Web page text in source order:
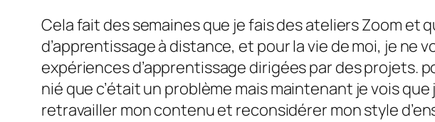
Cela fait des semaines que je fais des ateliers Zoom et
d’apprentissage à distance, et pour la vie de moi, je ne
expériences d’apprentissage dirigées par des projets.
nié que c’était un problème mais maintenant je vois
retravailler mon contenu et reconsidérer mon style